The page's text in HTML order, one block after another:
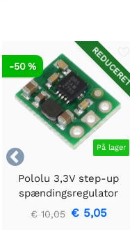
 På lager
-50 %
Pololu 3,3V step-up
spændingsregulator
U1V10F3
€ 10,05 € 5,05